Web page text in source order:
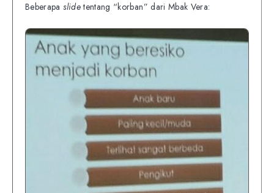
Beberapaslidetentang “korban” dari Mbak Vera: